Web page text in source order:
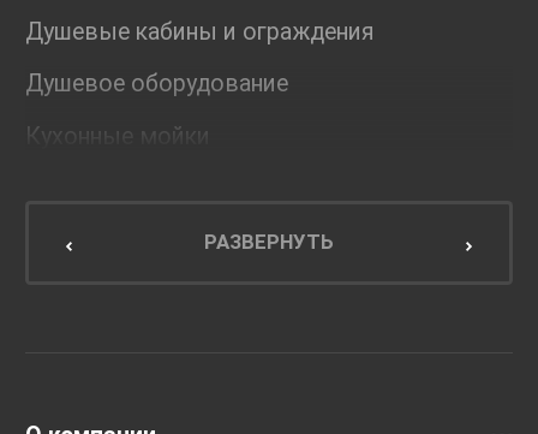
Душевые кабины и ограждения
Душевое оборудование
Кухонные мойки
Мебель для кухниРАЗВЕРНУТЬ